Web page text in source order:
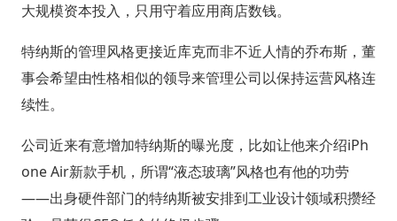
大规模资本投入，只用守着应用商店数钱。
特纳斯的管理风格更接近库克而非不近人情的乔布斯，董
事会希望由性格相似的领导来管理公司以保持运营风格连
续性。
公司近来有意增加特纳斯的曝光度，比如让他来介绍iPh
one Air新款手机，所谓“液态玻璃”风格也有他的功劳
——出身硬件部门的特纳斯被安排到工业设计领域积攒经